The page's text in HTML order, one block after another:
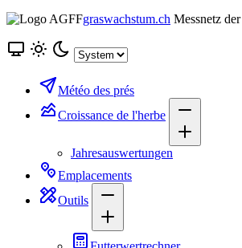
graswachstum.ch Messnetz der
Météo des prés
Croissance de l'herbe
Jahresauswertungen
Emplacements
Outils